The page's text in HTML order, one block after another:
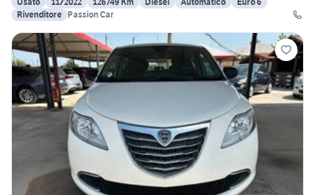
Rivenditore Passion Car